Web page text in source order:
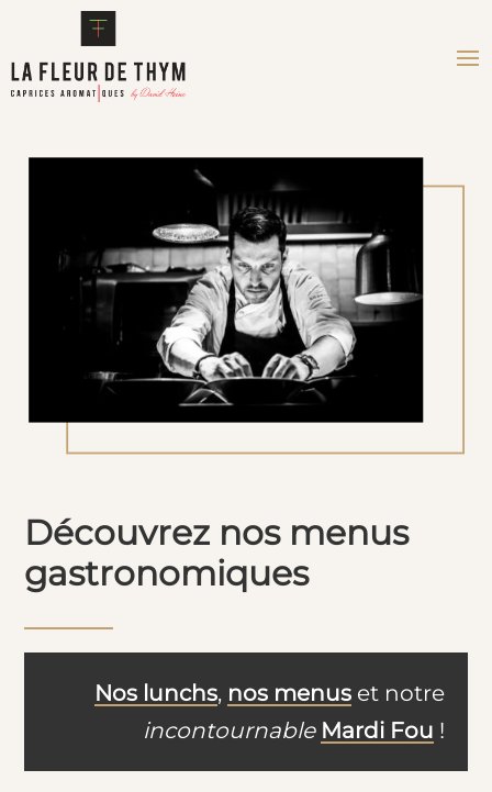
Découvrez nos menus
gastronomiques
Nos lunchs, nos menus et notre
incontournable Mardi Fou !